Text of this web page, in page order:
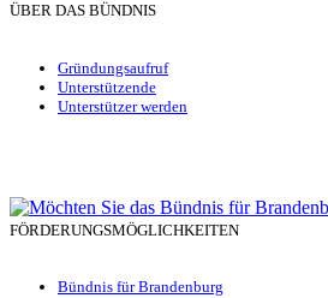
ÜBER DAS BÜNDNIS
Gründungsaufruf
Unterstützende
Unterstützer werden
FÖRDERUNGSMÖGLICHKEITEN
Bündnis für Brandenburg